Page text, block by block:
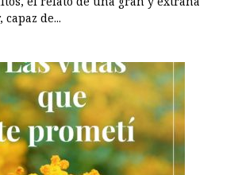
de...